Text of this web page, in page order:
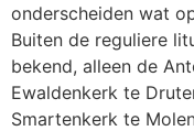
onderscheiden wat
Buiten de reguliere
bekend, alleen de
Ewaldenkerk te
Smartenkerk te